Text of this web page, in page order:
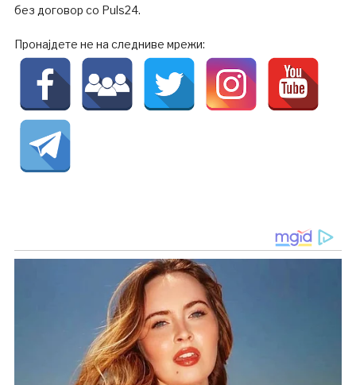
без договор со Puls24.
Пронајдете не на следниве мрежи: